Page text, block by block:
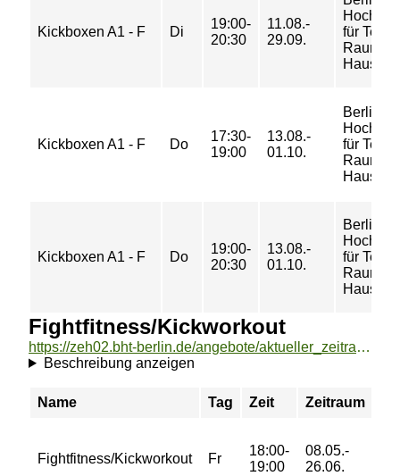
Kickboxen A1 - F Di
19:00-
20:30
11.08.-
29.09.
für
Raum
Haus
Kickboxen A1 - F Do
17:30-
19:00
13.08.-
01.10.
Berliner
für
Raum
Haus
Kickboxen A1 - F Do
19:00-
20:30
13.08.-
01.10.
Berliner
für
Raum
Haus
Fightfitness/Kickworkout
https://zeh02.bht-berlin.de/angebote/aktueller_zeitraum/_Fightfitness_Kickworkout.html
Beschreibung anzeigen
Name Tag Zeit Zeitraum
Fightfitness/Kickworkout Fr
18:00-
19:00
08.05.-
26.06.